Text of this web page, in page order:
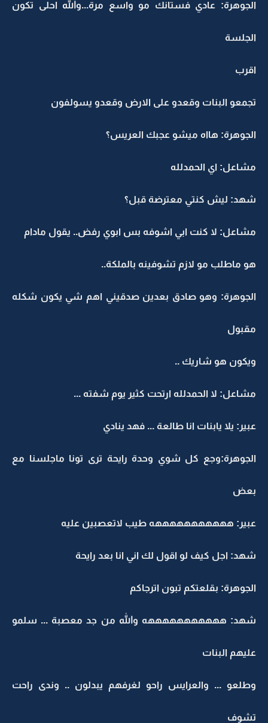
الجوهرة: عادي فستانك مو واسع مرة...والله احلى تكون
الجلسة
اقرب
تجمعو البنات وقعدو على الارض وقعدو يسولفون
الجوهرة: هااه ميشو عجبك العريس؟
مشاعل: اي الحمدلله
شهد: ليش كنتي معترضة قبل؟
مشاعل: لا كنت ابي اشوفه بس ابوي رفض.. يقول مادام
هو ماطلب مو لازم تشوفينه بالملكة..
الجوهرة: وهو صادق بعدين صدقيني اهم شي يكون شكله
مقبول
ويكون هو شاريك ..
مشاعل: لا الحمدلله ارتحت كثير يوم شفته ...
عبير: يلا يابنات انا طالعة ... فهد ينادي
الجوهرة:وجع كل شوي وحدة رايحة ترى تونا ماجلسنا مع
بعض
عبير: هههههههههههه طيب لاتعصبين عليه
شهد: اجل كيف لو اقول لك اني انا بعد رايحة
الجوهرة: بقلعتكم تبون اترجاكم
شهد: هههههههههههه والله من جد معصبة ... سلمو
عليهم البنات
وطلعو ... والعرايس راحو لغرفهم يبدلون .. وندى راحت
تشوف